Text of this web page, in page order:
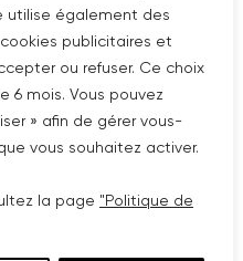
utilise également des
publicitaires et
ou refuser. Ce choix
6 mois. Vous pouvez
» afin de gérer vous-
vous souhaitez activer.
la page "Politique de